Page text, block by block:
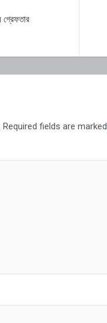
গ্রেফতার
Required fields are marked